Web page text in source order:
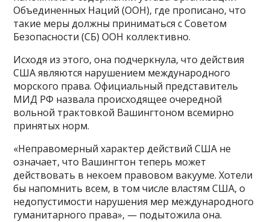
Объединенных Наций (ООН), где прописано, что
такие меры должны приниматься с Советом
Безопасности (СБ) ООН коллективно.
Исходя из этого, она подчеркнула, что действия
США являются нарушением международного
морского права. Официальный представитель
МИД РФ назвала происходящее очередной
вольной трактовкой Вашингтоном всемирно
принятых норм.
«Неправомерный характер действий США не
означает, что Вашингтон теперь может
действовать в некоем правовом вакууме. Хотели
бы напомнить всем, в том числе властям США, о
недопустимости нарушения мер международного
гуманитарного права», — подытожила она.